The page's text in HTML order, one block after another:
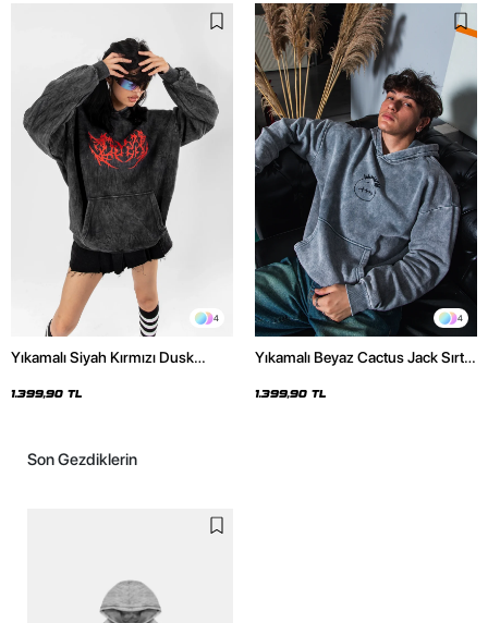
4
Yıkamalı Siyah Kırmızı Dusk
1.399,90 TL
4
Yıkamalı Beyaz Cactus Jack Sırt
1.399,90 TL
Son Gezdiklerin